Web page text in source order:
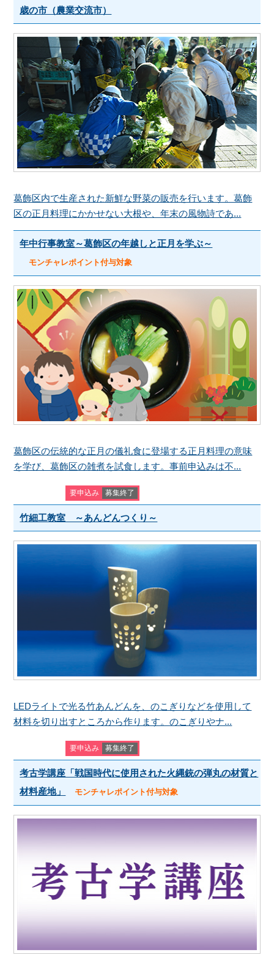
歳の市（農業交流市）
葛飾区内で生産された新鮮な野菜の販売を行います。葛飾
区の正月料理にかかせない大根や、年末の風物詩であ...
年中行事教室～葛飾区の年越しと正月を学ぶ～
モンチャレポイント付与対象
葛飾区の伝統的な正月の儀礼食に登場する正月料理の意味
を学び、葛飾区の雑煮を試食します。事前申込みは不...
竹細工教室 ～あんどんつくり～
要申込み 募集終了
LEDライトで光る竹あんどんを、のこぎりなどを使用して
材料を切り出すところから作ります。のこぎりやナ...
考古学講座「戦国時代に使用された火縄銃の弾丸の材質と
材料産地」
モンチャレポイント付与対象
要申込み 募集終了